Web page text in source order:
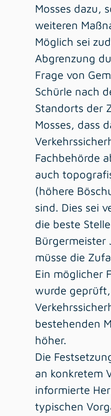
Mosses dazu,
weiteren
Möglich sei
Abgrenzung
Frage von
Schürle nach
Standorts der
Mosses, dass
Fachbehörde
auch
(höhere
sind. Dies sei
die beste
Bürgermeister
müsse die
Ein möglicher
wurde
bestehenden
höher.
Die
an konkretem
informierte
typischen